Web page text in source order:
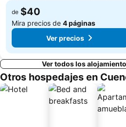
de $40
Mira precios de 4 páginas
Ver precios
Ver todos los
Otros hospedajes en